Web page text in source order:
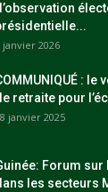
janvier 2026
:
retraite pour
janvier 2025
Forum sur
les secteurs